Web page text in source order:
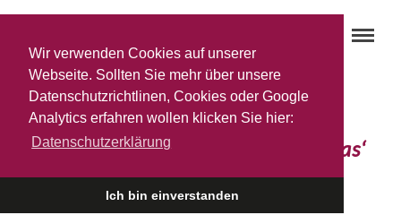
Wir verwenden Cookies auf unserer
Webseite. Sollten Sie mehr über unsere
Datenschutzrichtlinen, Cookies oder Google
Analytics erfahren wollen klicken Sie hier:
Datenschutzerklärung
Ich bin einverstanden
Du und dein ‚Sancerre Blanc
Chavignol 2021 von Paul Thomas‘
– das perfekte Duo für …